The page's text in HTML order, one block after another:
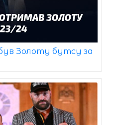
Золоту бутсу за